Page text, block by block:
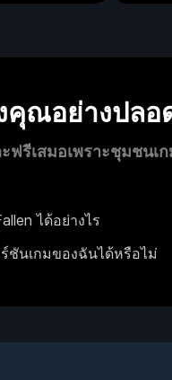
คุณอย่างปลอ
รีเสมอเพราะชุมชนเ
ได้อย่างไร
ชันเกมของฉันได้หรือไม่